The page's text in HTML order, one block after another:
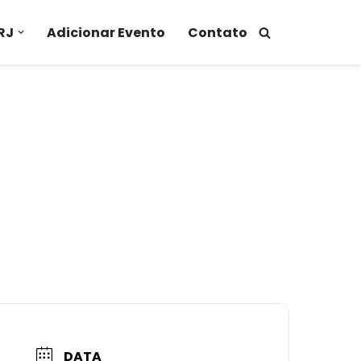
Adicionar Evento Contato
DATA